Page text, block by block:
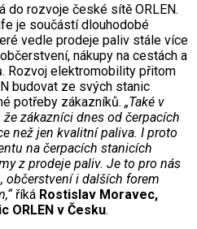
do rozvoje české sítě ORLEN.
je součástí dlouhodobé
vedle prodeje paliv stále více
nákupy na cestách a
Rozvoj elektromobility přitom
budovat ze svých stanic
potřeby zákazníků. „Také v
že zákazníci dnes od čerpacích
než jen kvalitní paliva. I proto
na čerpacích stanicích
z prodeje paliv. Je to pro nás
občerstvení i dalších forem
říká Rostislav Moravec,
ORLEN v Česku.